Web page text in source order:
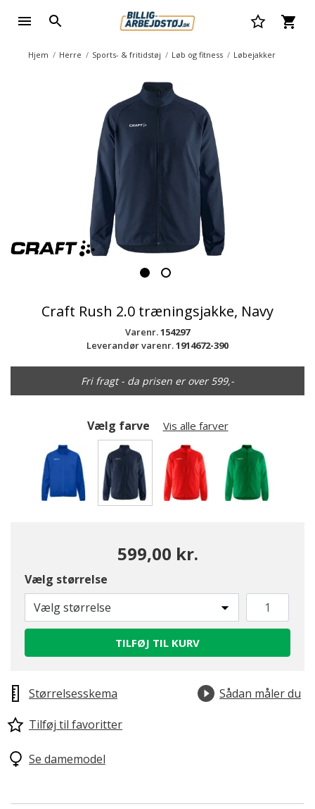
Hjem Herre Sports- & fritidstøj Løb og fitness Løbejakker
Craft Rush 2.0 træningsjakke, Navy
Varenr.154297
Leverandør varenr.1914672-390
Fri fragt - da prisen er over 599,-
Vælg farve Vis alle farver
599,00 kr.
Vælg størrelse
Vælg størrelse
TILFØJ TIL KURV
Størrelsesskema
Sådan måler du
Tilføj til favoritter
Se damemodel